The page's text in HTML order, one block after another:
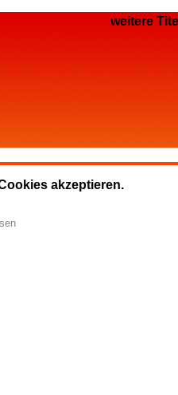
weitere
akzeptieren.